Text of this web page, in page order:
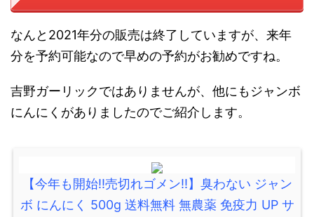
なんと2021年分の販売は終了していますが、来年
分を予約可能なので早めの予約がお勧めですね。
吉野ガーリックではありませんが、他にもジャンボ
にんにくがありましたのでご紹介します。
【今年も開始!!売切れゴメン!!】臭わない ジャン
ボ にんにく 500g 送料無料 無農薬 免疫力 UP サ